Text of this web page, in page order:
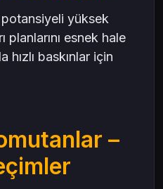
yüksek
planlarını esnek hale
hızlı baskınlar için
–